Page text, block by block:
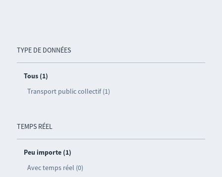
TYPE DE DONNÉES
Tous (1)
Transport public collectif (1)
TEMPS RÉEL
Peu importe (1)
Avec temps réel (0)